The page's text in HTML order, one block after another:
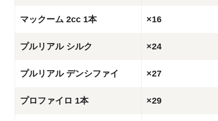
マックーム 2cc 1本 ×16
プルリアル シルク ×24
プルリアル デンシファイ ×27
プロファイロ 1本 ×29